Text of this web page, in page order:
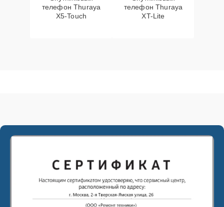
телефон Thuraya
X5-Touch
телефон Thuraya
XT-Lite